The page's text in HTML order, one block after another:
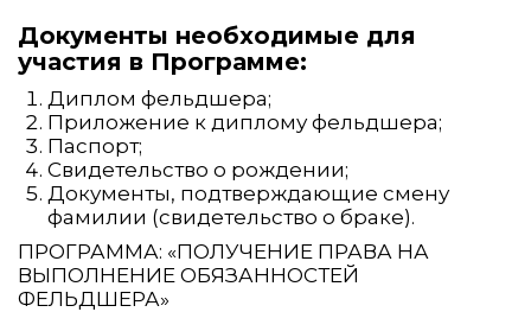
Документы необходимые для
участия в Программе:
Диплом фельдшера;
Приложение к диплому фельдшера;
Паспорт;
Свидетельство о рождении;
Документы, подтверждающие смену
фамилии (свидетельство о браке).
ПРОГРАММА: «ПОЛУЧЕНИЕ ПРАВА НА
ВЫПОЛНЕНИЕ ОБЯЗАННОСТЕЙ
ФЕЛЬДШЕРА»